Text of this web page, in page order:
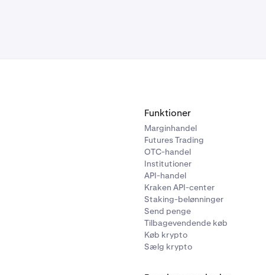
Funktioner
Marginhandel
Futures Trading
OTC-handel
Institutioner
API-handel
Kraken API-center
Staking-belønninger
Send penge
Tilbagevendende køb
Køb krypto
Sælg krypto